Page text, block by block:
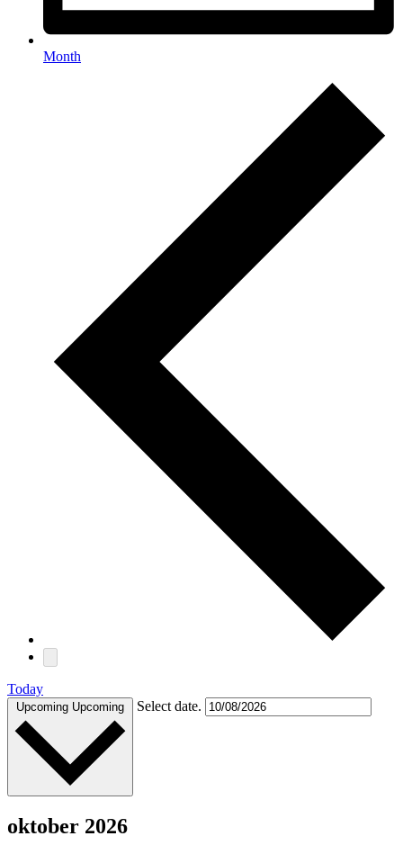
Month
Today
Upcoming Upcoming Select date.
oktober 2026